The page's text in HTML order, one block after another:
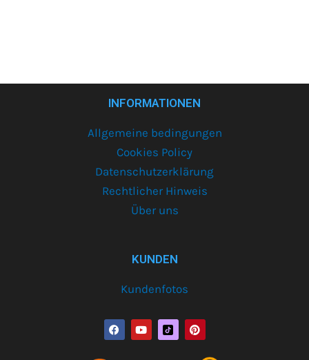
INFORMATIONEN
Allgemeine bedingungen
Cookies Policy
Datenschutzerklärung
Rechtlicher Hinweis
Über uns
KUNDEN
Kundenfotos
F
a
c
Y
o
u
P
i
n